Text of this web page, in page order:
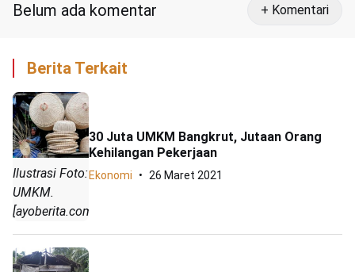
Belum ada komentar + Komentari
Berita Terkait
Ilustrasi Foto:
UMKM.
[ayoberita.com]
30 Juta UMKM Bangkrut, Jutaan Orang
Kehilangan Pekerjaan
Ekonomi 26 Maret 2021